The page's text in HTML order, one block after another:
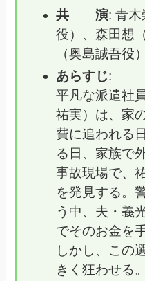
共 演: 青木
役）、森田想
（奥島誠吾役）
あらすじ:
平凡な派遣社
祐実）は、家
費に追われる
る日、家族で
事故現場で、
を発見する。
う中、夫・義
でそのお金を
しかし、この
きく狂わせる。